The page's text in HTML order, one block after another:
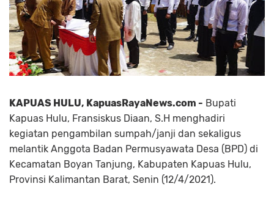
KAPUAS HULU, KapuasRayaNews.com - Bupati
Kapuas Hulu, Fransiskus Diaan, S.H menghadiri
kegiatan pengambilan sumpah/janji dan sekaligus
melantik Anggota Badan Permusyawata Desa (BPD) di
Kecamatan Boyan Tanjung, Kabupaten Kapuas Hulu,
Provinsi Kalimantan Barat, Senin (12/4/2021).